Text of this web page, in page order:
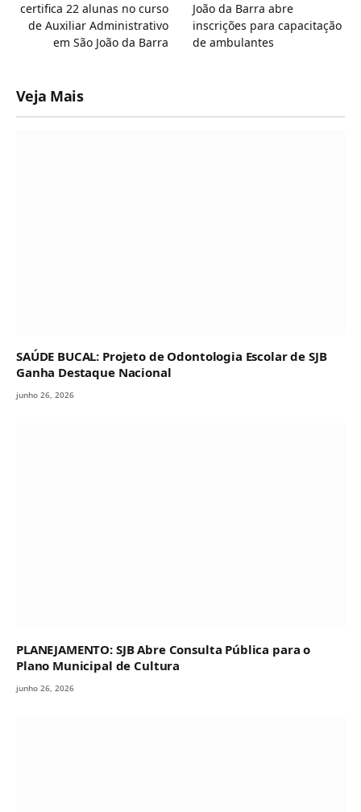
certifica 22 alunas no curso
de Auxiliar Administrativo
em São João da Barra
João da Barra abre
inscrições para capacitação
de ambulantes
Veja Mais
SAÚDE BUCAL: Projeto de Odontologia Escolar de SJB
Ganha Destaque Nacional
junho 26, 2026
PLANEJAMENTO: SJB Abre Consulta Pública para o
Plano Municipal de Cultura
junho 26, 2026